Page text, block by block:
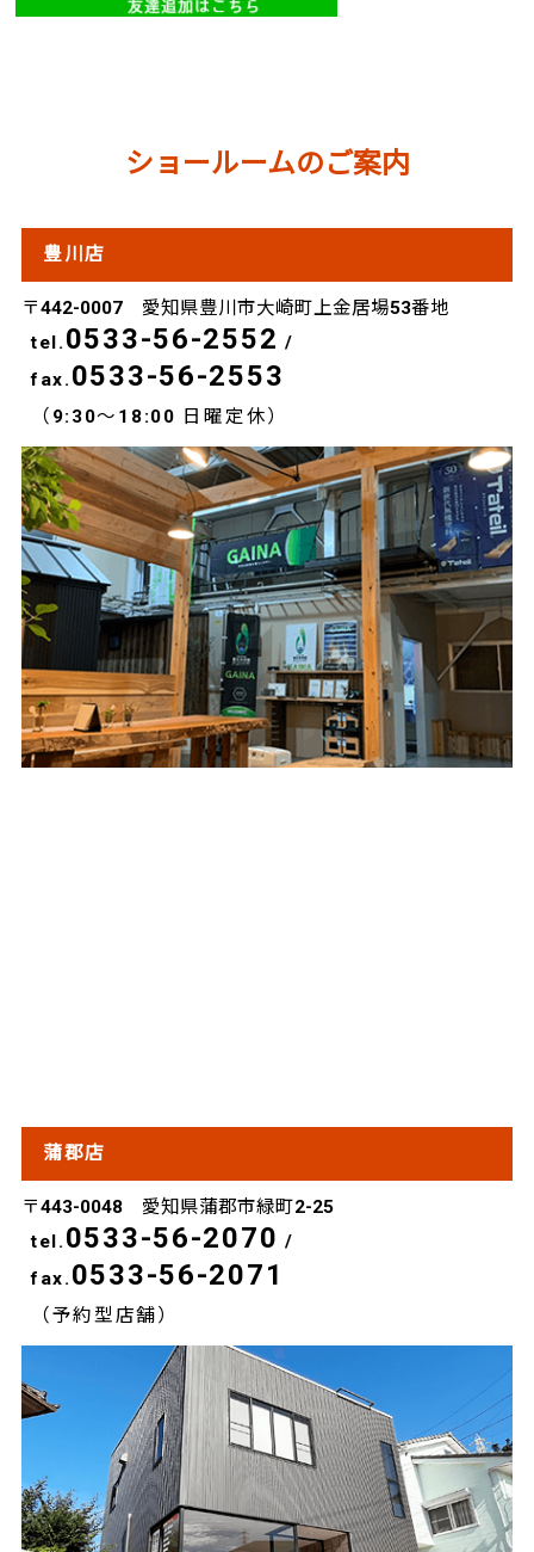
ショールームのご案内
豊川店
〒442-0007 愛知県豊川市大崎町上金居場53番地
tel. 0533-56-2552 /
fax. 0533-56-2553
（9:30～18:00 日曜定休）
蒲郡店
〒443-0048 愛知県蒲郡市緑町2-25
tel. 0533-56-2070 /
fax. 0533-56-2071
（予約型店舗）